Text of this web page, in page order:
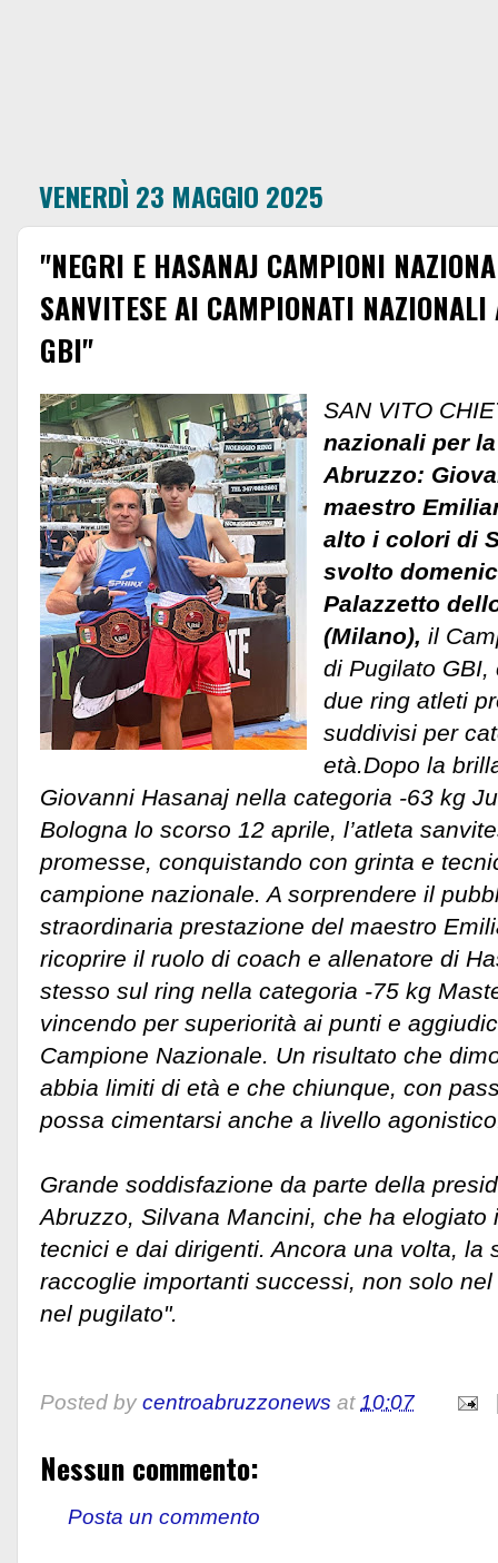
VENERDÌ 23 MAGGIO 2025
"NEGRI E HASANAJ CAMPIONI
SANVITESE AI CAMPIONATI
GBI"
SAN VITO
nazionali per
Abruzzo:
maestro
alto i colori di
svolto
Palazzetto
(Milano), il
di Pugilato
due ring atleti
suddivisi per
età.Dopo la
Giovanni Hasanaj nella categoria -63 kg
Bologna lo scorso 12 aprile, l’atleta
promesse, conquistando con grinta e
campione nazionale. A sorprendere il
straordinaria prestazione del maestro
ricoprire il ruolo di coach e allenatore di
stesso sul ring nella categoria -75 kg
vincendo per superiorità ai punti e
Campione Nazionale. Un risultato che
abbia limiti di età e che chiunque, con
possa cimentarsi anche a livello
Grande soddisfazione da parte della
Abruzzo, Silvana Mancini, che ha elogiato
tecnici e dai dirigenti. Ancora una volta, la
raccoglie importanti successi, non solo
nel pugilato".
Posted by centroabruzzonews at10:07
Nessun commento:
Posta un commento